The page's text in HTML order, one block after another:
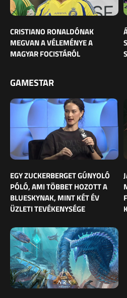
CRISTIANO RONALDÓNAK
MEGVAN A VÉLEMÉNYE A
MAGYAR FOCISTÁRÓL
GAMESTAR
EGY ZUCKERBERGET GÚNYOLÓ
PÓLÓ, AMI TÖBBET HOZOTT A
BLUESKYNAK, MINT KÉT ÉV
ÜZLETI TEVÉKENYSÉGE